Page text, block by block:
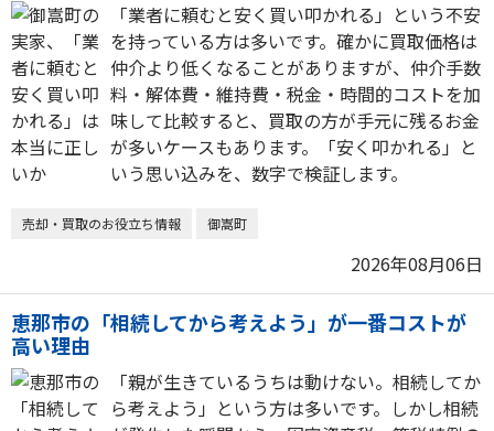
「業者に頼むと安く買い叩かれる」という不安
を持っている方は多いです。確かに買取価格は
仲介より低くなることがありますが、仲介手数
料・解体費・維持費・税金・時間的コストを加
味して比較すると、買取の方が手元に残るお金
が多いケースもあります。「安く叩かれる」と
いう思い込みを、数字で検証します。
売却・買取のお役立ち情報 御嵩町
2026年08月06日
恵那市の「相続してから考えよう」が一番コストが
高い理由
「親が生きているうちは動けない。相続してか
ら考えよう」という方は多いです。しかし相続